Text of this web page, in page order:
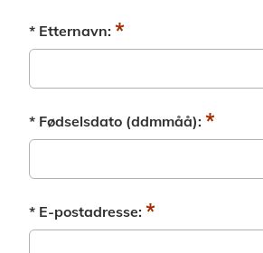
* Etternavn: *
* Fødselsdato (ddmmåå): *
* E-postadresse: *